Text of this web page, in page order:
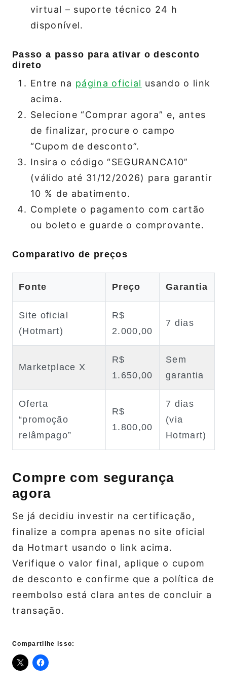
virtual – suporte técnico 24 h
disponível.
Passo a passo para ativar o desconto
direto
Entre na página oficial usando o link
acima.
Selecione “Comprar agora” e, antes
de finalizar, procure o campo
“Cupom de desconto”.
Insira o código “SEGURANCA10”
(válido até 31/12/2026) para garantir
10 % de abatimento.
Complete o pagamento com cartão
ou boleto e guarde o comprovante.
Comparativo de preços
Fonte Preço Garantia
Site oficial
(Hotmart)
R$
2.000,00
7 dias
Marketplace X
R$
1.650,00
Sem
garantia
Oferta
“promoção
relâmpago”
R$
1.800,00
7 dias
(via
Hotmart)
Compre com segurança
agora
Se já decidiu investir na certificação,
finalize a compra apenas no site oficial
da Hotmart usando o link acima.
Verifique o valor final, aplique o cupom
de desconto e confirme que a política de
reembolso está clara antes de concluir a
transação.
Compartilhe isso: